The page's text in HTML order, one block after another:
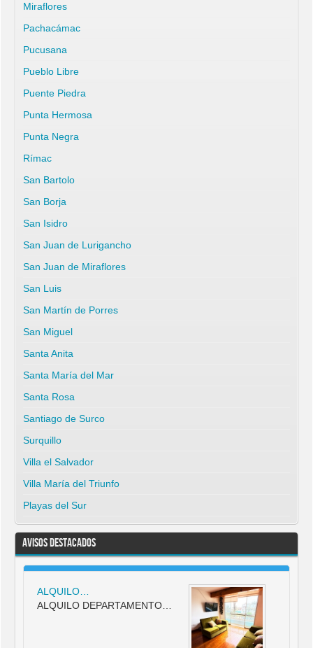
Miraflores
Pachacámac
Pucusana
Pueblo Libre
Puente Piedra
Punta Hermosa
Punta Negra
Rímac
San Bartolo
San Borja
San Isidro
San Juan de Lurigancho
San Juan de Miraflores
San Luis
San Martín de Porres
San Miguel
Santa Anita
Santa María del Mar
Santa Rosa
Santiago de Surco
Surquillo
Villa el Salvador
Villa María del Triunfo
Playas del Sur
Avisos Destacados
ALQUILO…
ALQUILO DEPARTAMENTO…